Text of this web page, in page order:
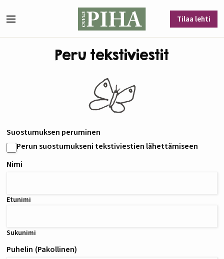
Tilaa lehti
Peru tekstiviestit
Suostumuksen peruminen
Perun suostumukseni tekstiviestien lähettämiseen
Nimi
Etunimi
Sukunimi
Puhelin (Pakollinen)